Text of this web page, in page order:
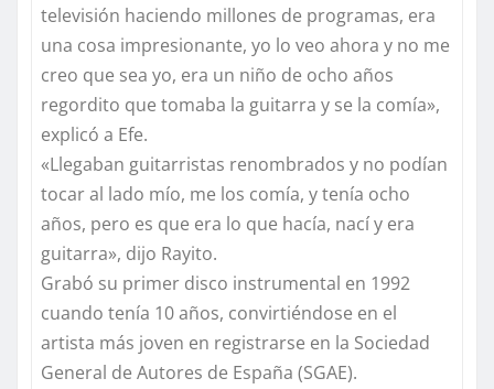
televisión haciendo millones de programas, era
una cosa impresionante, yo lo veo ahora y no me
creo que sea yo, era un niño de ocho años
regordito que tomaba la guitarra y se la comía»,
explicó a Efe.
«Llegaban guitarristas renombrados y no podían
tocar al lado mío, me los comía, y tenía ocho
años, pero es que era lo que hacía, nací y era
guitarra», dijo Rayito.
Grabó su primer disco instrumental en 1992
cuando tenía 10 años, convirtiéndose en el
artista más joven en registrarse en la Sociedad
General de Autores de España (SGAE).